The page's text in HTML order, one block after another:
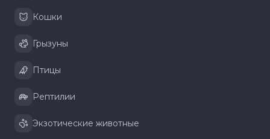
Кошки
Грызуны
Птицы
Рептилии
Экзотические животные